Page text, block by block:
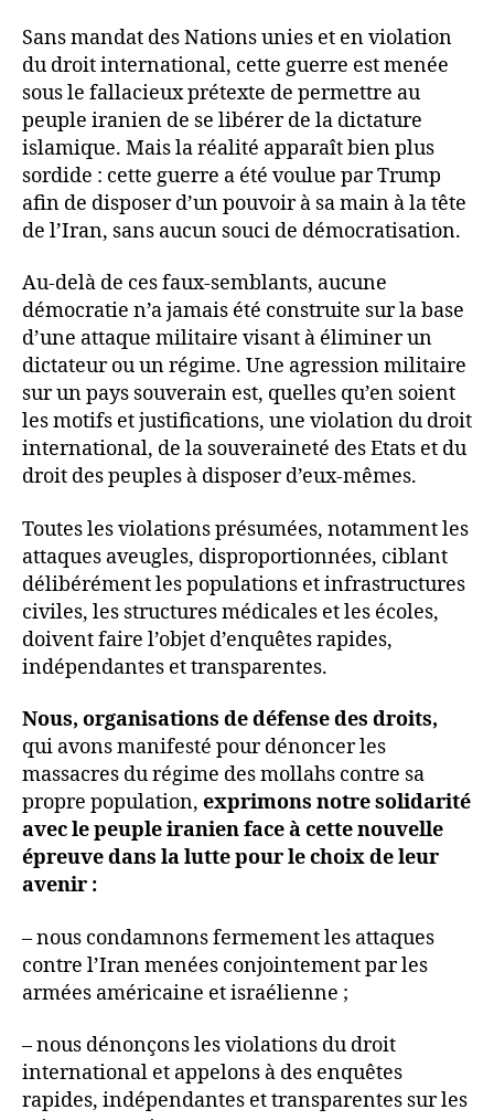
Sans mandat des Nations unies et en violation
du droit international, cette guerre est menée
sous le fallacieux prétexte de permettre au
peuple iranien de se libérer de la dictature
islamique. Mais la réalité apparaît bien plus
sordide : cette guerre a été voulue par Trump
afin de disposer d’un pouvoir à sa main à la tête
de l’Iran, sans aucun souci de démocratisation.
Au-delà de ces faux-semblants, aucune
démocratie n’a jamais été construite sur la base
d’une attaque militaire visant à éliminer un
dictateur ou un régime. Une agression militaire
sur un pays souverain est, quelles qu’en soient
les motifs et justifications, une violation du droit
international, de la souveraineté des Etats et du
droit des peuples à disposer d’eux-mêmes.
Toutes les violations présumées, notamment les
attaques aveugles, disproportionnées, ciblant
délibérément les populations et infrastructures
civiles, les structures médicales et les écoles,
doivent faire l’objet d’enquêtes rapides,
indépendantes et transparentes.
Nous, organisations de défense des droits,
qui avons manifesté pour dénoncer les
massacres du régime des mollahs contre sa
propre population, exprimons notre solidarité
avec le peuple iranien face à cette nouvelle
épreuve dans la lutte pour le choix de leur
avenir :
– nous condamnons fermement les attaques
contre l’Iran menées conjointement par les
armées américaine et israélienne ;
– nous dénonçons les violations du droit
international et appelons à des enquêtes
rapides, indépendantes et transparentes sur les